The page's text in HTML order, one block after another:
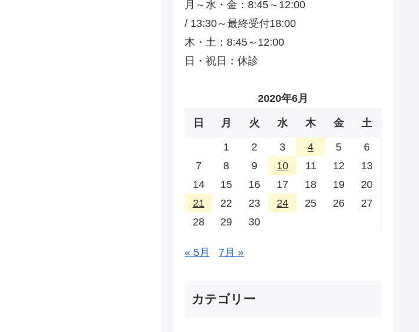
月～水・金：8:45～12:00
/ 13:30～最終受付18:00
木・土：8:45～12:00
日・祝日：休診
2020年6月
日 月 火 水 木 金 土
1 2 3 4 5
6
7
8 9 10 11 12
13
14
15 16 17 18 19
20
21
22 23 24 25 26
27
28
29 30
« 5月 7月 »
カテゴリー